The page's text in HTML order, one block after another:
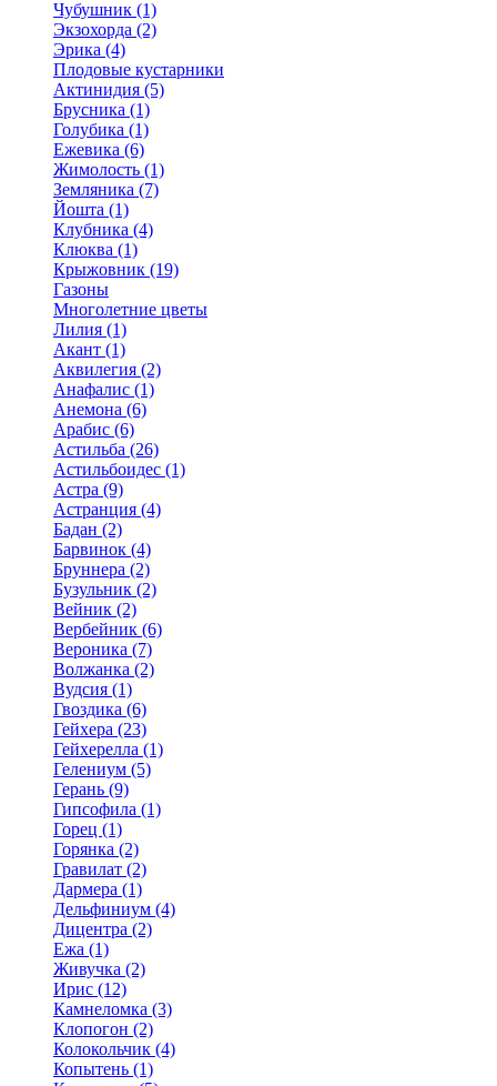
Чубушник (1)
Экзохорда (2)
Эрика (4)
Плодовые кустарники
Актинидия (5)
Брусника (1)
Голубика (1)
Ежевика (6)
Жимолость (1)
Земляника (7)
Йошта (1)
Клубника (4)
Клюква (1)
Крыжовник (19)
Газоны
Многолетние цветы
Лилия (1)
Акант (1)
Аквилегия (2)
Анафалис (1)
Анемона (6)
Арабис (6)
Астильба (26)
Астильбоидес (1)
Астра (9)
Астранция (4)
Бадан (2)
Барвинок (4)
Бруннера (2)
Бузульник (2)
Вейник (2)
Вербейник (6)
Вероника (7)
Волжанка (2)
Вудсия (1)
Гвоздика (6)
Гейхера (23)
Гейхерелла (1)
Гелениум (5)
Герань (9)
Гипсофила (1)
Горец (1)
Горянка (2)
Гравилат (2)
Дармера (1)
Дельфиниум (4)
Дицентра (2)
Ежа (1)
Живучка (2)
Ирис (12)
Камнеломка (3)
Клопогон (2)
Колокольчик (4)
Копытень (1)